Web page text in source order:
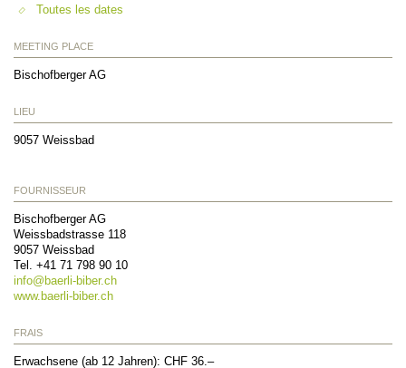
Toutes les dates
MEETING PLACE
Bischofberger AG
LIEU
9057 Weissbad
FOURNISSEUR
Bischofberger AG
Weissbadstrasse 118
9057 Weissbad
Tel. +41 71 798 90 10
info@ baerli-biber.ch
www.baerli-biber.ch
FRAIS
Erwachsene (ab 12 Jahren): CHF 36.–